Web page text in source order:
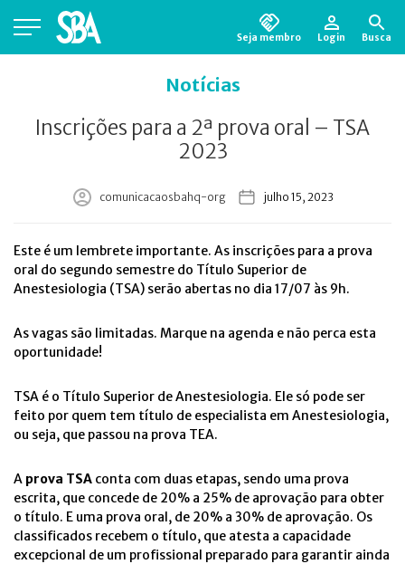
Seja membro Login Busca
Notícias
Inscrições para a 2ª prova oral – TSA
2023
comunicacaosbahq-org julho 15, 2023
Este é um lembrete importante. As inscrições para a prova
oral do segundo semestre do Título Superior de
Anestesiologia (TSA) serão abertas no dia 17/07 às 9h.
As vagas são limitadas. Marque na agenda e não perca esta
oportunidade!
TSA é o Título Superior de Anestesiologia. Ele só pode ser
feito por quem tem título de especialista em Anestesiologia,
ou seja, que passou na prova TEA.
A prova TSA conta com duas etapas, sendo uma prova
escrita, que concede de 20% a 25% de aprovação para obter
o título. E uma prova oral, de 20% a 30% de aprovação. Os
classificados recebem o título, que atesta a capacidade
excepcional de um profissional preparado para garantir ainda